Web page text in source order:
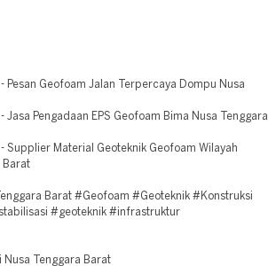
Geofoam Jalan Terpercaya Dompu Nusa
Pengadaan EPS Geofoam Bima Nusa Tenggara
Supplier Material Geoteknik Geofoam Wilayah
Barat
Barat #Geofoam #Geoteknik #Konstruksi
#geoteknik #infrastruktur
Nusa Tenggara Barat